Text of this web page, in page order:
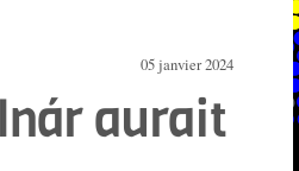
05 janvier 2024
aurait